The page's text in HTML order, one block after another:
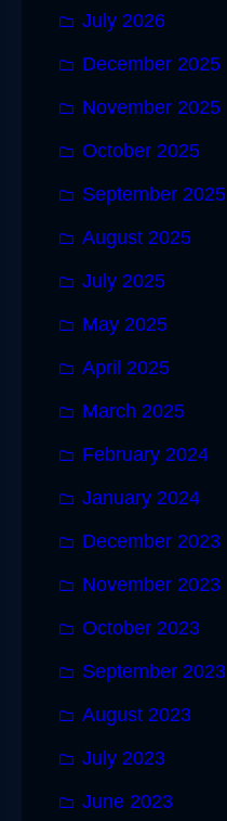
July 2026
December 2025
November 2025
October 2025
September 2025
August 2025
July 2025
May 2025
April 2025
March 2025
February 2024
January 2024
December 2023
November 2023
October 2023
September 2023
August 2023
July 2023
June 2023